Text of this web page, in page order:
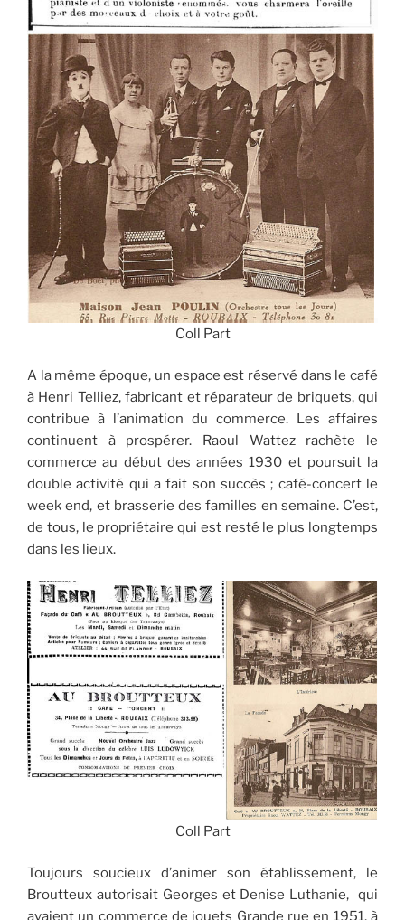
Coll Part
A la même époque, un espace est réservé dans le café
à Henri Telliez, fabricant et réparateur de briquets, qui
contribue à l’animation du commerce. Les affaires
continuent à prospérer. Raoul Wattez rachète le
commerce au début des années 1930 et poursuit la
double activité qui a fait son succès ; café-concert le
week end, et brasserie des familles en semaine. C’est,
de tous, le propriétaire qui est resté le plus longtemps
dans les lieux.
Coll Part
Toujours soucieux d’animer son établissement, le
Broutteux autorisait Georges et Denise Luthanie, qui